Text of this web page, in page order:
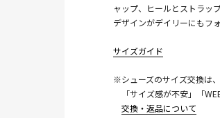
ャップ、ヒールとストラッ
デザインがデイリーにもフ
サイズガイド
※シューズのサイズ交換は
「サイズ感が不安」「
交換・返品について